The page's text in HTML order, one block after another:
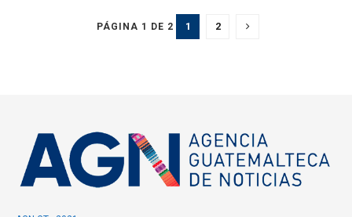
PÁGINA 1 DE 2 1 2